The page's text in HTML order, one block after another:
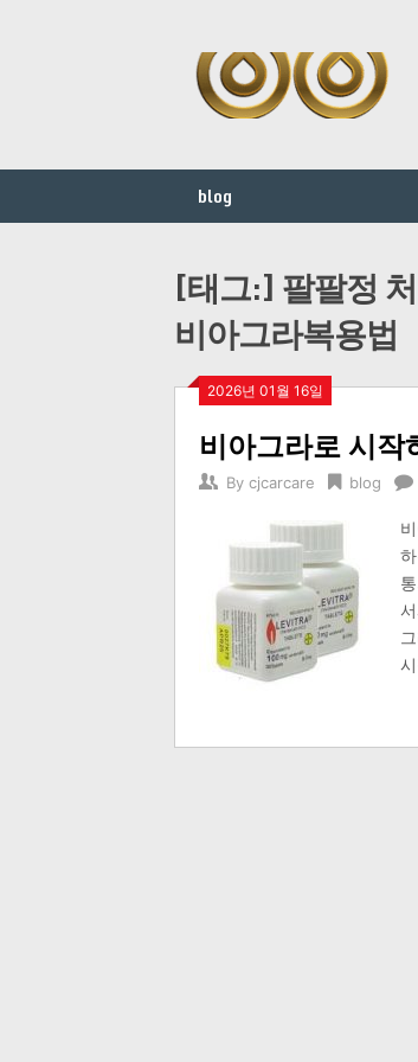
blog
[태그:]팔팔정
비아그라복용법
2026년 01월 16일
비아그라로 시
By cjcarcare blog